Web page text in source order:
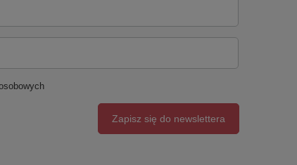
Zapisz się do newslettera